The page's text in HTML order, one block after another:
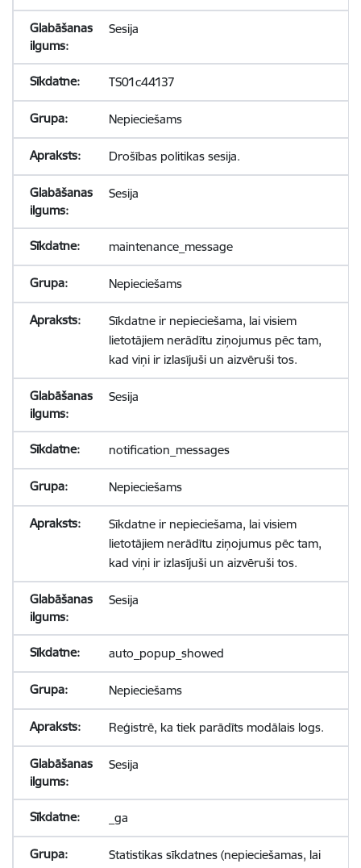
Sesija
TS01c44137
Nepieciešams
Drošības politikas sesija.
Sesija
maintenance_message
Nepieciešams
Sīkdatne ir nepieciešama, lai visiem
lietotājiem nerādītu ziņojumus pēc tam,
kad viņi ir izlasījuši un aizvēruši tos.
Sesija
notification_messages
Nepieciešams
Sīkdatne ir nepieciešama, lai visiem
lietotājiem nerādītu ziņojumus pēc tam,
kad viņi ir izlasījuši un aizvēruši tos.
Sesija
auto_popup_showed
Nepieciešams
Reģistrē, ka tiek parādīts modālais logs.
Sesija
_ga
Statistikas sīkdatnes (nepieciešamas, lai